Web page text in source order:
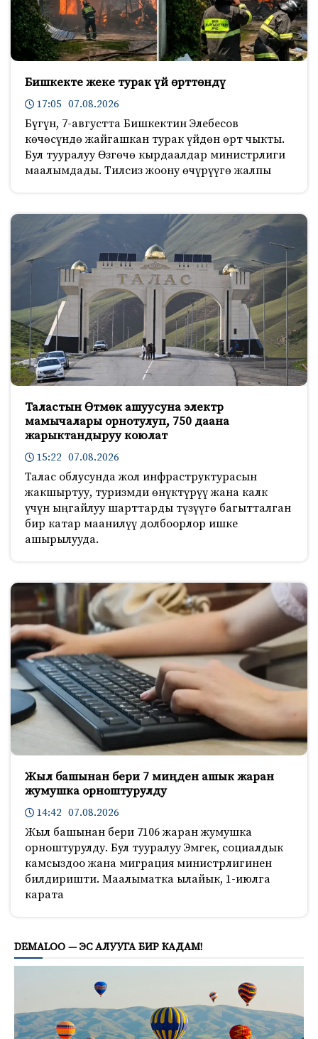
Бишкекте жеке турак үй өрттөндү
17:05 07.08.2026
Бүгүн, 7-августта Бишкектин Элебесов
көчөсүндө жайгашкан турак үйдөн өрт чыкты.
Бул тууралуу Өзгөчө кырдаалдар министрлиги
маалымдады. Тилсиз жоону өчүрүүгө жалпы
Таластын Өтмөк ашуусуна электр
мамычалары орнотулуп, 750 даана
жарыктандыруу коюлат
15:22 07.08.2026
Талас облусунда жол инфраструктурасын
жакшыртуу, туризмди өнүктүрүү жана калк
үчүн ыңгайлуу шарттарды түзүүгө багытталган
бир катар маанилүү долбоорлор ишке
ашырылууда.
Жыл башынан бери 7 миңден ашык жаран
жумушка орноштурулду
14:42 07.08.2026
Жыл башынан бери 7106 жаран жумушка
орноштурулду. Бул тууралуу Эмгек, социалдык
камсыздоо жана миграция министрлигинен
билдиришти. Маалыматка ылайык, 1-июлга
карата
DEMALOO — ЭС АЛУУГА БИР КАДАМ!